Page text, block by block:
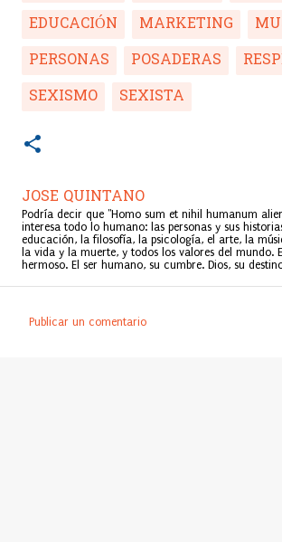
EDUCACIÓN
MARKETING
PERSONAS
POSADERAS
SEXISMO
SEXISTA
JOSE QUINTANO
Podría decir que "Homo sum et nihil humanum
interesa todo lo humano: las personas y sus
educación, la filosofía, la psicología, el arte, la
la vida y la muerte, y todos los valores del mundo.
hermoso. El ser humano, su cumbre. Dios, su
Publicar un comentario